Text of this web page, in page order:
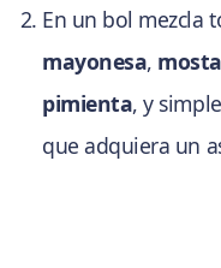
En un bol mezcla
mayonesa,
pimienta, y
que adquiera un